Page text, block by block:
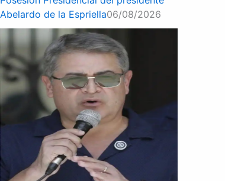
Abelardo de la Espriella06/08/2026